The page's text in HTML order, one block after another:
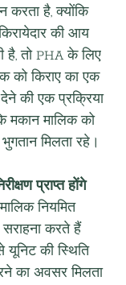
करता है, क्योंकि
की आय
है, तो PHA के लिए
को किराए का एक
देने की एक प्रक्रिया
मकान मालिक को
भुगतान मिलता रहे।
प्राप्त होंगे
नियमित
सराहना करते हैं
यूनिट की स्थिति
का अवसर मिलता